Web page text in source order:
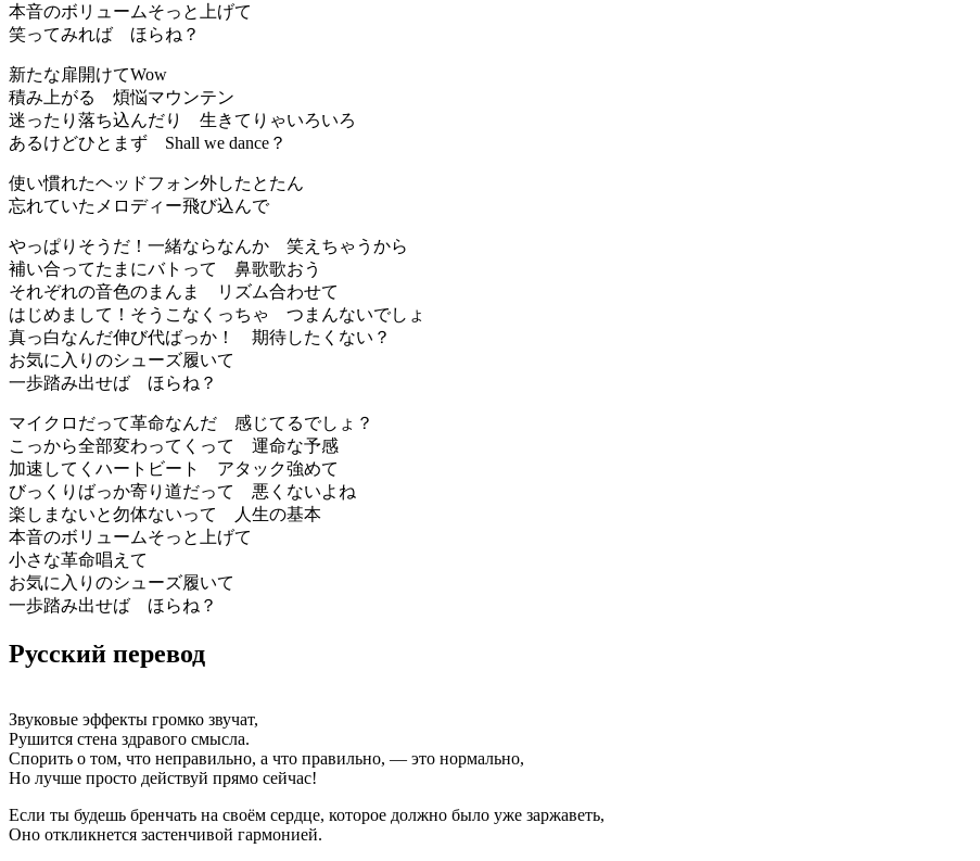
本音のボリュームそっと上げて
笑ってみれば ほらね？
新たな扉開けてWow
積み上がる 煩悩マウンテン
迷ったり落ち込んだり 生きてりゃいろいろ
あるけどひとまず Shall we dance？
使い慣れたヘッドフォン外したとたん
忘れていたメロディー飛び込んで
やっぱりそうだ！一緒ならなんか 笑えちゃうから
補い合ってたまにバトって 鼻歌歌おう
それぞれの音色のまんま リズム合わせて
はじめまして！そうこなくっちゃ つまんないでしょ
真っ白なんだ伸び代ばっか！ 期待したくない？
お気に入りのシューズ履いて
一歩踏み出せば ほらね？
マイクロだって革命なんだ 感じてるでしょ？
こっから全部変わってくって 運命な予感
加速してくハートビート アタック強めて
びっくりばっか寄り道だって 悪くないよね
楽しまないと勿体ないって 人生の基本
本音のボリュームそっと上げて
小さな革命唱えて
お気に入りのシューズ履いて
一歩踏み出せば ほらね？
Русский перевод
Звуковые эффекты громко звучат,
Рушится стена здравого смысла.
Спорить о том, что неправильно, а что правильно, — это нормально,
Но лучше просто действуй прямо сейчас!
Если ты будешь бренчать на своём сердце, которое должно было уже заржаветь,
Оно откликнется застенчивой гармонией.